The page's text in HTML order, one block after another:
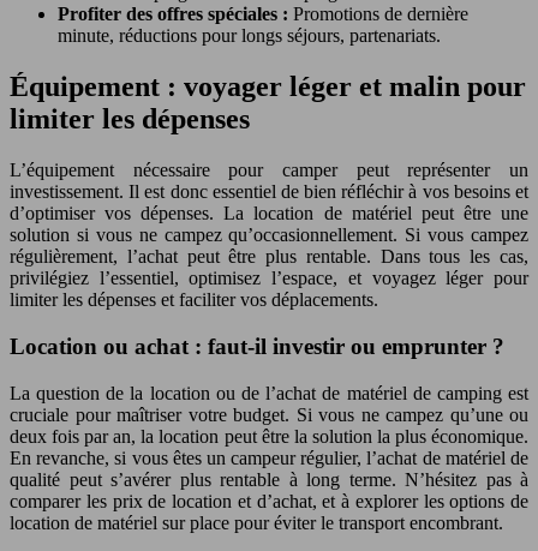
Profiter des offres spéciales : Promotions de dernière
minute, réductions pour longs séjours, partenariats.
Équipement : voyager léger et malin pour
limiter les dépenses
L’équipement nécessaire pour camper peut représenter un
investissement. Il est donc essentiel de bien réfléchir à vos besoins et
d’optimiser vos dépenses. La location de matériel peut être une
solution si vous ne campez qu’occasionnellement. Si vous campez
régulièrement, l’achat peut être plus rentable. Dans tous les cas,
privilégiez l’essentiel, optimisez l’espace, et voyagez léger pour
limiter les dépenses et faciliter vos déplacements.
Location ou achat : faut-il investir ou emprunter ?
La question de la location ou de l’achat de matériel de camping est
cruciale pour maîtriser votre budget. Si vous ne campez qu’une ou
deux fois par an, la location peut être la solution la plus économique.
En revanche, si vous êtes un campeur régulier, l’achat de matériel de
qualité peut s’avérer plus rentable à long terme. N’hésitez pas à
comparer les prix de location et d’achat, et à explorer les options de
location de matériel sur place pour éviter le transport encombrant.